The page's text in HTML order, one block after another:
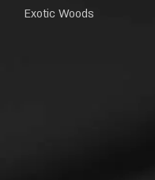
Exotic Woods